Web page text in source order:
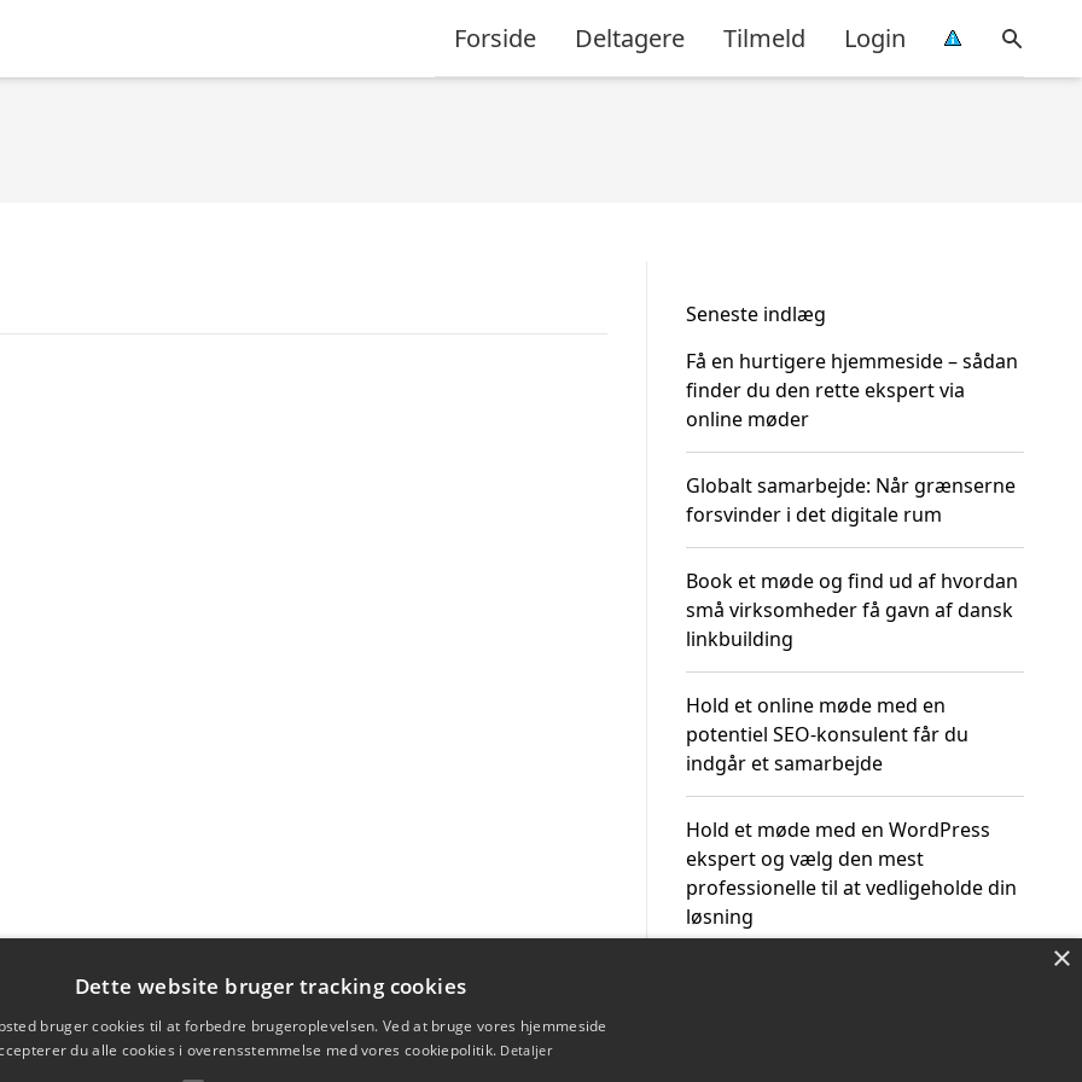
Forside Deltagere Tilmeld Login
Seneste indlæg
Få en hurtigere hjemmeside – sådan
finder du den rette ekspert via
online møder
Globalt samarbejde: Når grænserne
forsvinder i det digitale rum
Book et møde og find ud af hvordan
små virksomheder få gavn af dansk
linkbuilding
Hold et online møde med en
potentiel SEO-konsulent får du
indgår et samarbejde
Hold et møde med en WordPress
ekspert og vælg den mest
professionelle til at vedligeholde din
løsning
×
Dette website bruger tracking cookies
bruger cookies til at forbedre brugeroplevelsen. Ved at bruge vores hjemmeside
du alle cookies i overensstemmelse med vores cookiepolitik. Detaljer